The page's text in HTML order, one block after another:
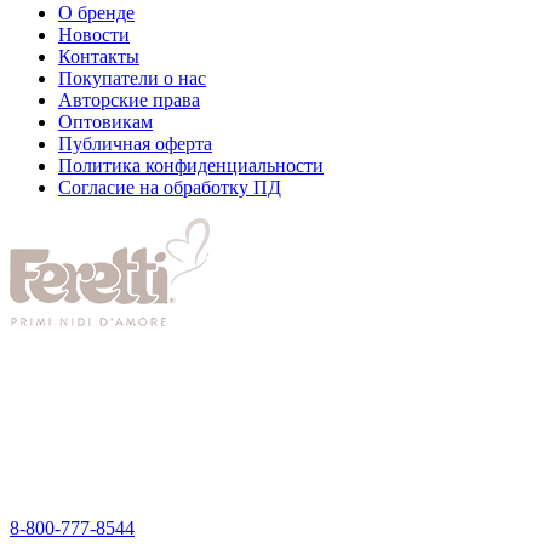
О бренде
Новости
Контакты
Покупатели о нас
Авторские права
Оптовикам
Публичная оферта
Политика конфиденциальности
Согласие на обработку ПД
8-800-777-8544